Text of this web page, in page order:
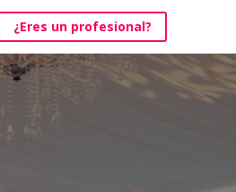
¿Eres un profesional?